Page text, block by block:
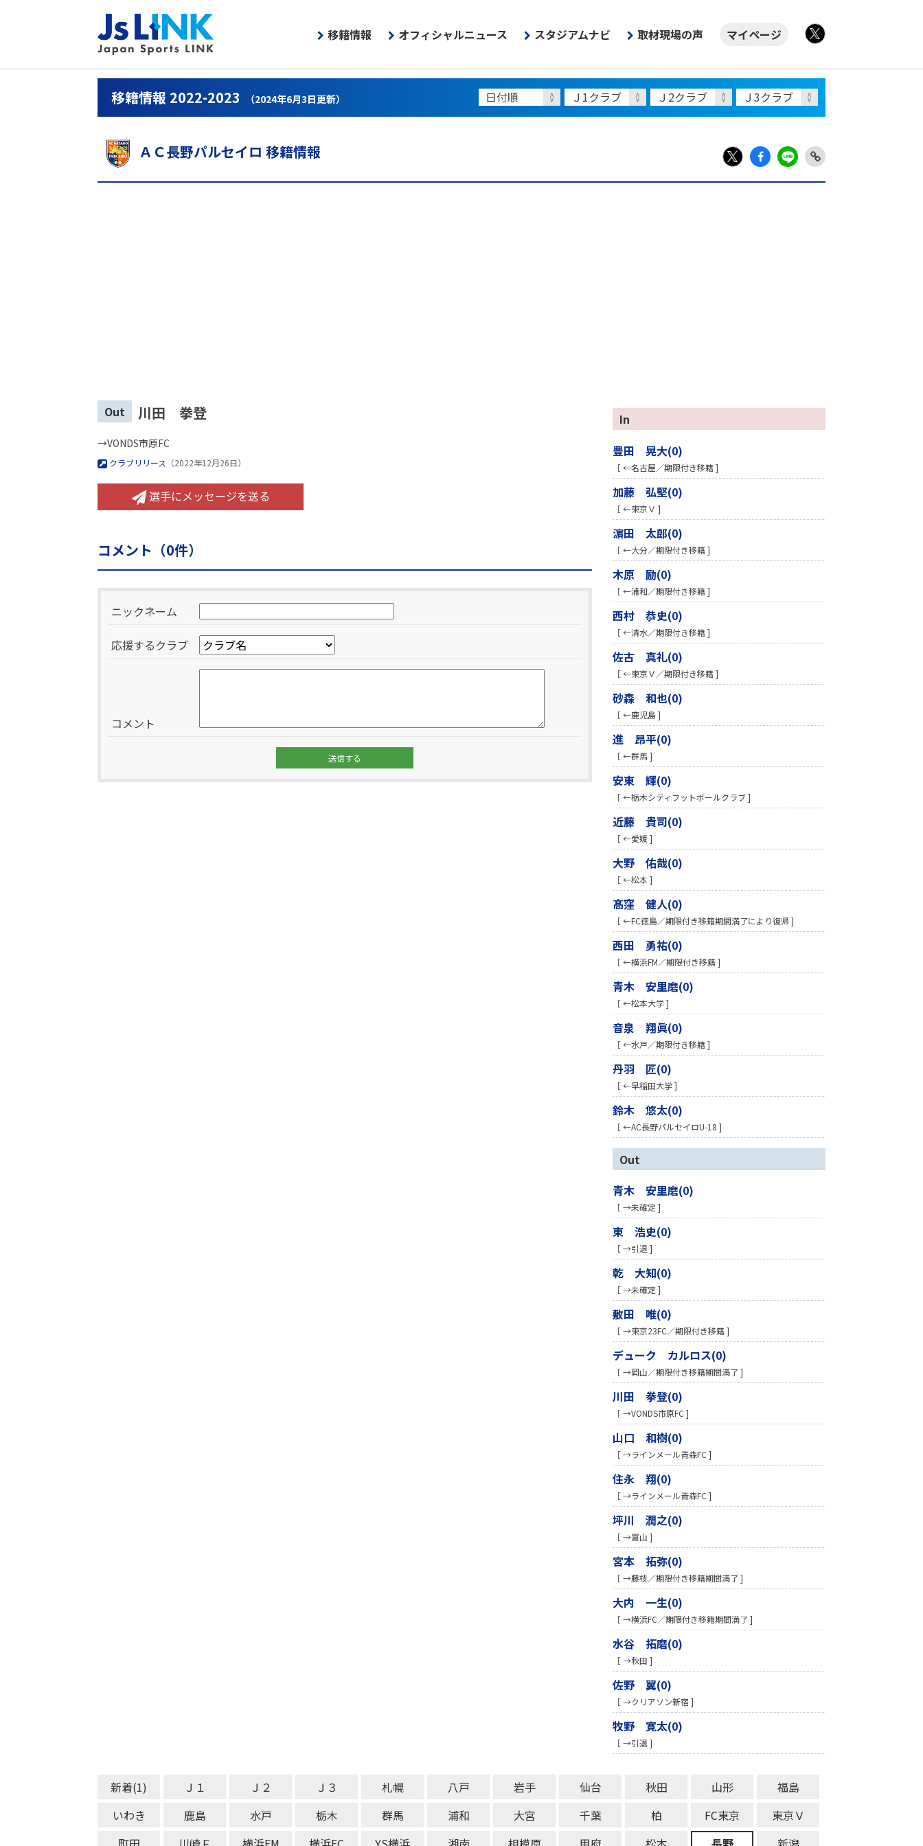
移籍情報 オフィシャルニュース スタジアムナビ 取材現場の声
マイページ
移籍情報 2022-2023 （2024年6月3日更新）
ＡＣ長野パルセイロ 移籍情報
X
Fac LIN Link
Out 川田 拳登
→VONDS市原FC
クラブリリース （2022年12月26日）
選手にメッセージを送る
コメント（0件）
ニックネーム
応援するクラブ
コメント
In
豊田 晃大(0)
［ ←名古屋／期限付き移籍 ]
加藤 弘堅(0)
［ ←東京Ｖ ]
濵田 太郎(0)
［ ←大分／期限付き移籍 ]
木原 励(0)
［ ←浦和／期限付き移籍 ]
西村 恭史(0)
［ ←清水／期限付き移籍 ]
佐古 真礼(0)
［ ←東京Ｖ／期限付き移籍 ]
砂森 和也(0)
［ ←鹿児島 ]
進 昂平(0)
［ ←群馬 ]
安東 輝(0)
［ ←栃木シティフットボールクラブ ]
近藤 貴司(0)
［ ←愛媛 ]
大野 佑哉(0)
［ ←松本 ]
髙窪 健人(0)
［ ←FC徳島／期限付き移籍期間満了により復帰 ]
西田 勇祐(0)
［ ←横浜FM／期限付き移籍 ]
青木 安里磨(0)
［ ←松本大学 ]
音泉 翔眞(0)
［ ←水戸／期限付き移籍 ]
丹羽 匠(0)
［ ←早稲田大学 ]
鈴木 悠太(0)
［ ←AC長野パルセイロU-18 ]
Out
青木 安里磨(0)
［ →未確定 ]
東 浩史(0)
［ →引退 ]
乾 大知(0)
［ →未確定 ]
敷田 唯(0)
［ →東京23FC／期限付き移籍 ]
デューク カルロス(0)
［ →岡山／期限付き移籍期間満了 ]
川田 拳登(0)
［ →VONDS市原FC ]
山口 和樹(0)
［ →ラインメール青森FC ]
住永 翔(0)
［ →ラインメール青森FC ]
坪川 潤之(0)
［ →富山 ]
宮本 拓弥(0)
［ →藤枝／期限付き移籍期間満了 ]
大内 一生(0)
［ →横浜FC／期限付き移籍期間満了 ]
水谷 拓磨(0)
［ →秋田 ]
佐野 翼(0)
［ →クリアソン新宿 ]
牧野 寛太(0)
［ →引退 ]
新着(1) Ｊ１ Ｊ２ Ｊ３ 札幌 八戸 岩手 仙台 秋田 山形
福島
いわき
鹿島 水戸 栃木 群馬 浦和 大宮 千葉 柏 FC東京
東京Ｖ